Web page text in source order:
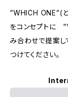
”WHICH ONE”(
をコンセプトに
み合わせで提案し
つけてください。